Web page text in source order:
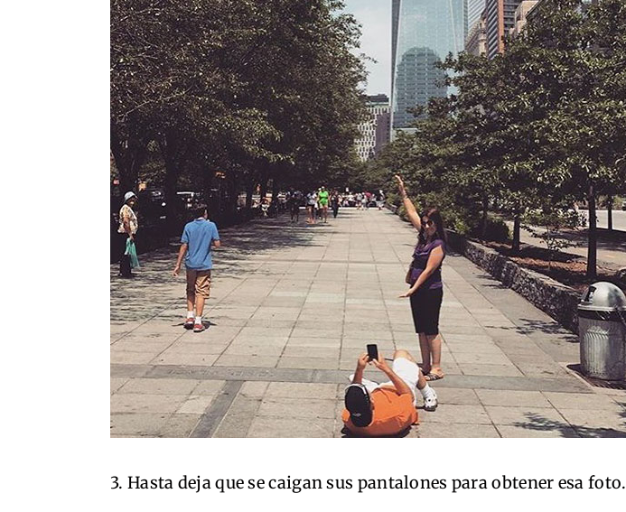
3. Hasta deja que se caigan sus pantalones para obtener esa foto.